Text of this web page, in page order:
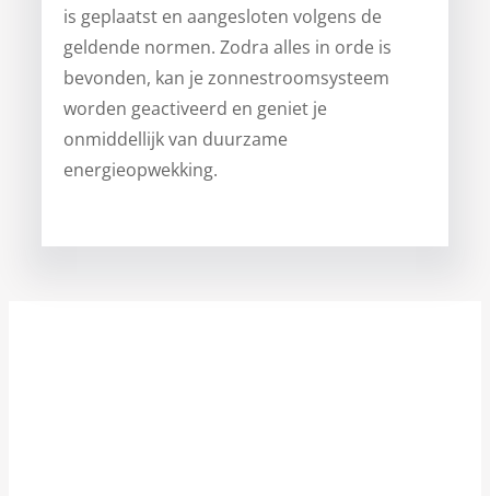
is geplaatst en aangesloten volgens de
geldende normen. Zodra alles in orde is
bevonden, kan je zonnestroomsysteem
worden geactiveerd en geniet je
onmiddellijk van duurzame
energieopwekking.